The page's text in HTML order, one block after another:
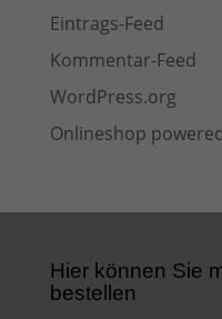
Eintrags-Feed
Kommentar-Feed
WordPress.org
Onlineshop
Hier können Sie
bestellen